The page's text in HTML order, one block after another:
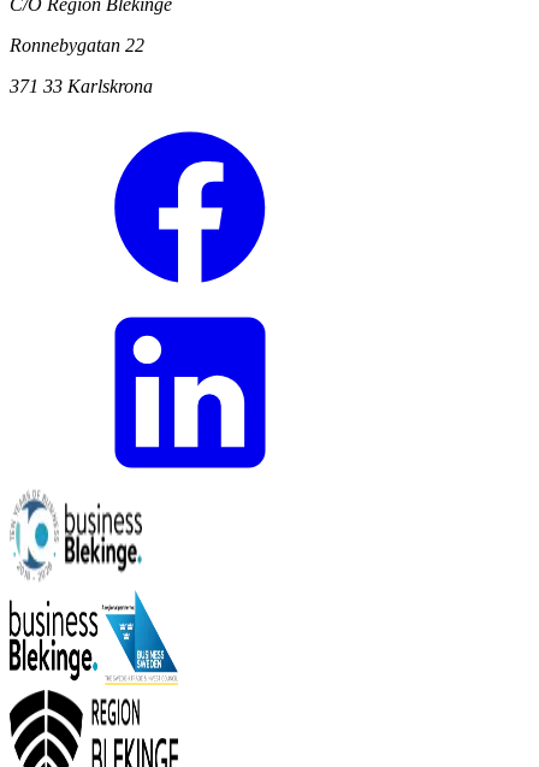
C/O Region Blekinge
Ronnebygatan 22
371 33 Karlskrona